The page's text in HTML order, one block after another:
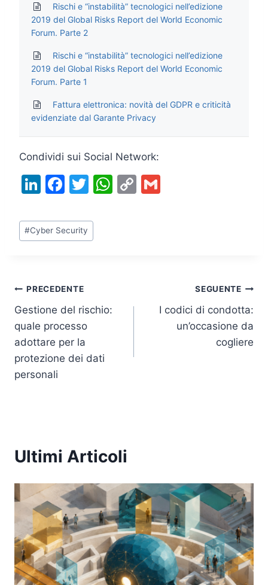
Rischi e “instabilità” tecnologici nell’edizione
2019 del Global Risks Report del World Economic
Forum. Parte 2
Rischi e “instabilità” tecnologici nell’edizione
2019 del Global Risks Report del World Economic
Forum. Parte 1
Fattura elettronica: novità del GDPR e criticità
evidenziate dal Garante Privacy
Condividi sui Social Network:
Li
k
e
n
F
c
e
o
o
k
T
itt
er
W C
Tag
articolo:
#Cyber Security
Navigazione
articoli
PRECEDENTE
Gestione del rischio:
quale processo
adottare per la
protezione dei dati
personali
SEGUENTE
I codici di condotta:
un’occasione da
cogliere
Ultimi Articoli